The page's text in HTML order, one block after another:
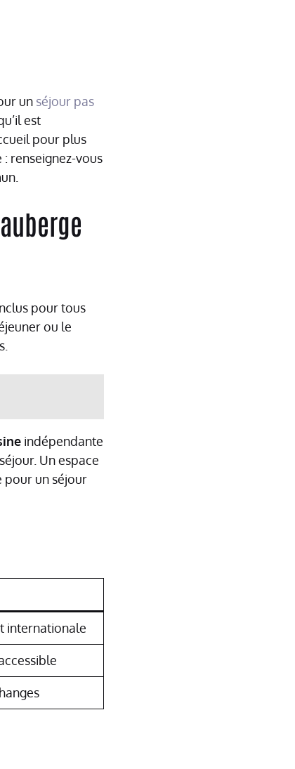
un séjour pas
est
pour plus
renseignez-vous
pour tous
ou le
indépendante
Un espace
pour un séjour
internationale